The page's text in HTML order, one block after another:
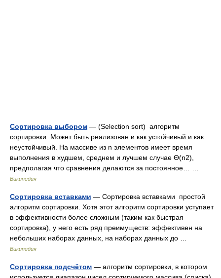
Сортировка выбором — (Selection sort) алгоритм
сортировки. Может быть реализован и как устойчивый и как
неустойчивый. На массиве из n элементов имеет время
выполнения в худшем, среднем и лучшем случае Θ(n2),
предполагая что сравнения делаются за постоянное… …
Википедия
Сортировка вставками — Сортировка вставками простой
алгоритм сортировки. Хотя этот алгоритм сортировки уступает
в эффективности более сложным (таким как быстрая
сортировка), у него есть ряд преимуществ: эффективен на
небольших наборах данных, на наборах данных до …
Википедия
Сортировка подсчётом — алгоритм сортировки, в котором